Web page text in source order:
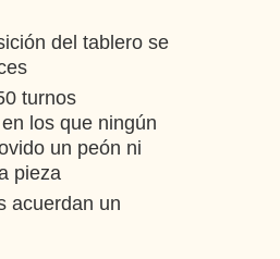
del tablero se
turnos
los que ningún
un peón ni
pieza
acuerdan un